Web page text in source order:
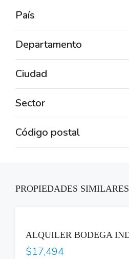
País
Departamento
Ciudad
Sector
Código postal
PROPIEDADES SIMILARES
$17,494